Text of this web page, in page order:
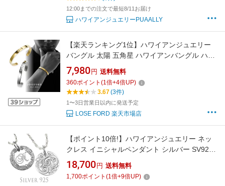
12:00までの注文で最短8/11お届け
ハワイアンジュエリーPUAALLY
【楽天ランキング1位】ハワイアンジュエリー
バングル 太陽 五角星 ハワイアンバングル ハワ
イアンアクセサリー ステンレス バングル ブレ
スレット ハワイアンブレスレット サージカル
ステンレス メンズ レディース スター B19
7,980 円 送料無料
360ポイント (1倍+4倍UP)
3.67(3件)
1〜3日営業日以内に発送予定
LOSE FORD 楽天市場店
【ポイント10倍!】ハワイアンジュエリー ネッ
クレス イニシャルペンダント シルバー SV925
スクロール柄 または イニシャルが選べる ラウ
ンド コイン Siver925 チェーン付き リゾート フ
ァッション アクセサリー 人気 手作り 工房 職人
18,700 円 送料無料
1,700ポイント (1倍+9倍UP)